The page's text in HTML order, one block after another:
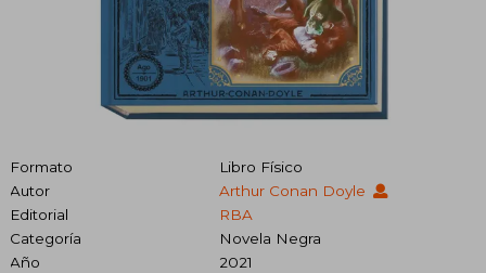
Formato
Libro Físico
Autor
Arthur Conan Doyle
Editorial
RBA
Categoría
Novela Negra
Año
2021